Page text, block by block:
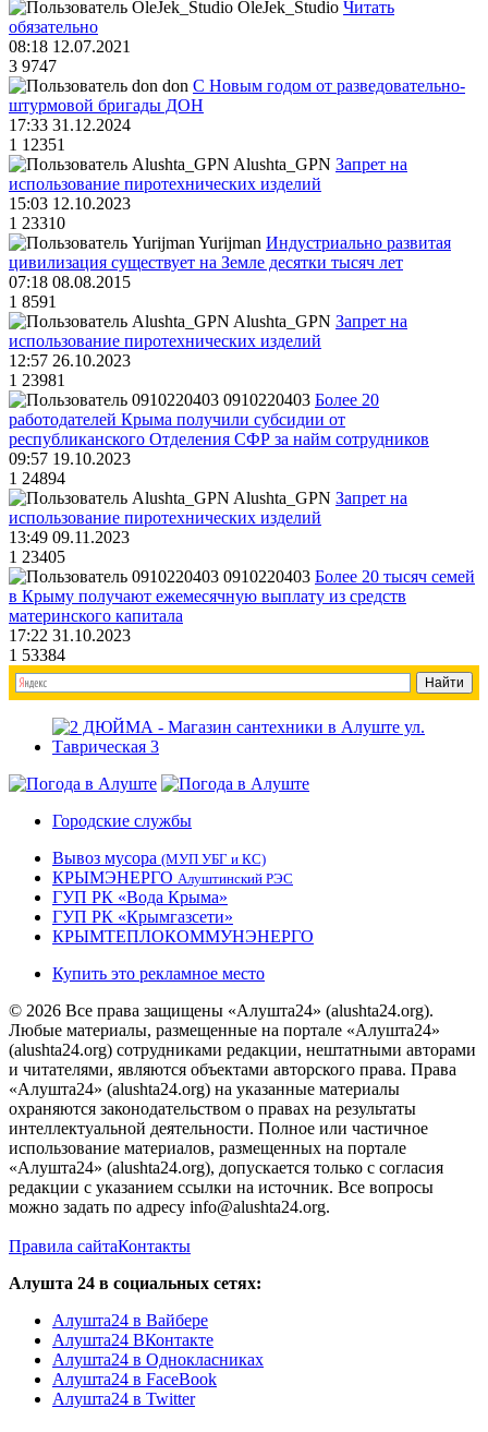
OleJek_Studio Читать
обязательно
08:18 12.07.2021
3 9747
don С Новым годом от разведовательно-
штурмовой бригады ДОН
17:33 31.12.2024
1 12351
Alushta_GPN Запрет на
использование пиротехнических изделий
15:03 12.10.2023
1 23310
Yurijman Индустриально развитая
цивилизация существует на Земле десятки тысяч лет
07:18 08.08.2015
1 8591
Alushta_GPN Запрет на
использование пиротехнических изделий
12:57 26.10.2023
1 23981
0910220403 Более 20
работодателей Крыма получили субсидии от
республиканского Отделения СФР за найм сотрудников
09:57 19.10.2023
1 24894
Alushta_GPN Запрет на
использование пиротехнических изделий
13:49 09.11.2023
1 23405
0910220403 Более 20 тысяч семей
в Крыму получают ежемесячную выплату из средств
материнского капитала
17:22 31.10.2023
1 53384
Городские службы
Вывоз мусора (МУП УБГ и КС)
КРЫМЭНЕРГО Алуштинский РЭС
ГУП РК «Вода Крыма»
ГУП РК «Крымгазсети»
КРЫМТЕПЛОКОММУНЭНЕРГО
Купить это рекламное место
© 2026 Все права защищены «Алушта24» (alushta24.org).
Любые материалы, размещенные на портале «Алушта24»
(alushta24.org) сотрудниками редакции, нештатными авторами
и читателями, являются объектами авторского права. Права
«Алушта24» (alushta24.org) на указанные материалы
охраняются законодательством о правах на результаты
интеллектуальной деятельности. Полное или частичное
использование материалов, размещенных на портале
«Алушта24» (alushta24.org), допускается только с согласия
редакции с указанием ссылки на источник. Все вопросы
можно задать по адресу info@alushta24.org.
Правила сайтаКонтакты
Алушта 24 в социальных сетях:
Алушта24 в Вайбере
Алушта24 ВКонтакте
Алушта24 в Однокласниках
Алушта24 в FaceBook
Алушта24 в Twitter